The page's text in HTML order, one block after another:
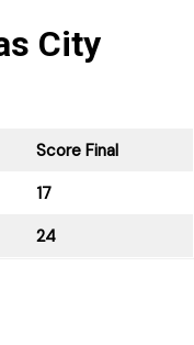
City
Score Final
17
24